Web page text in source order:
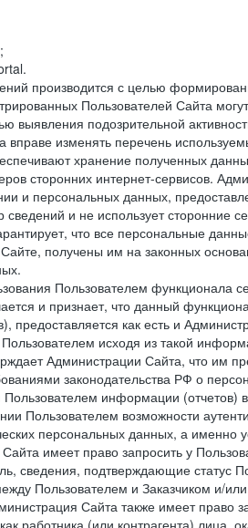
производится с целью
Пользователей Сайта
выявления подозрительной
вправе изменять перечень
хранение полученных
сторонних интернет-сервисов.
и персональных данных,
сведений и не использует
что все персональные
получены им на законных
Пользователем функционала
и признает, что данный
предоставляется как есть и
исходя из такой
Администрации Сайта, что им
законодательства РФ о
информации (отчетов)
Пользователем возможности
персональных данных, а именно
имеет право запросить у
сведения, подтверждающие статус
Пользователем и Заказчиком и/
Сайта также имеет право
работника (или контрагента)